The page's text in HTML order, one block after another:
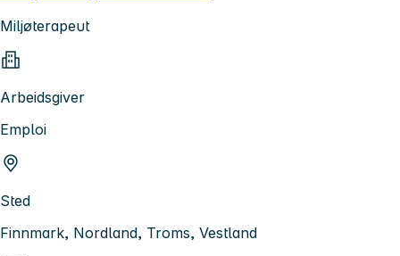
Miljøterapeut
Arbeidsgiver
Emploi
Sted
Finnmark, Nordland, Troms, Vestland